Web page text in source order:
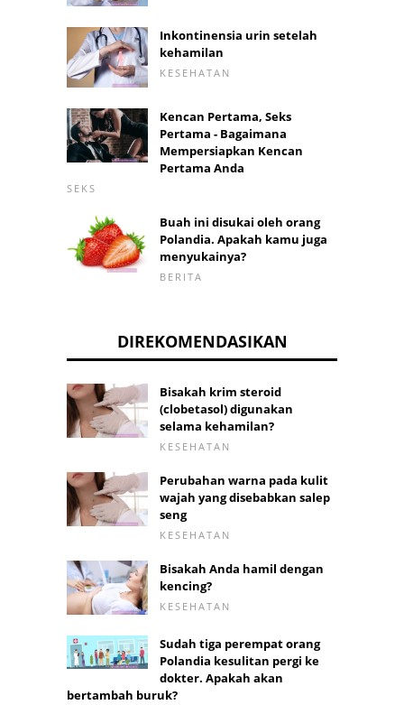
Inkontinensia urin setelah
kehamilan
KESEHATAN
Kencan Pertama, Seks
Pertama - Bagaimana
Mempersiapkan Kencan
Pertama Anda
SEKS
Buah ini disukai oleh orang
Polandia. Apakah kamu juga
menyukainya?
BERITA
DIREKOMENDASIKAN
Bisakah krim steroid
(clobetasol) digunakan
selama kehamilan?
KESEHATAN
Perubahan warna pada kulit
wajah yang disebabkan salep
seng
KESEHATAN
Bisakah Anda hamil dengan
kencing?
KESEHATAN
Sudah tiga perempat orang
Polandia kesulitan pergi ke
dokter. Apakah akan
bertambah buruk?